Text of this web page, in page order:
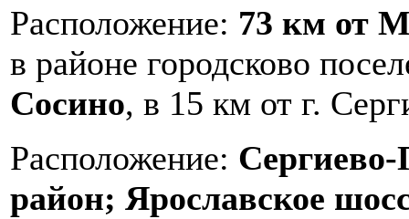
Расположение: 73 км от
в районе городсково
Сосино, в 15 км от г.
Расположение:
район; Ярославское